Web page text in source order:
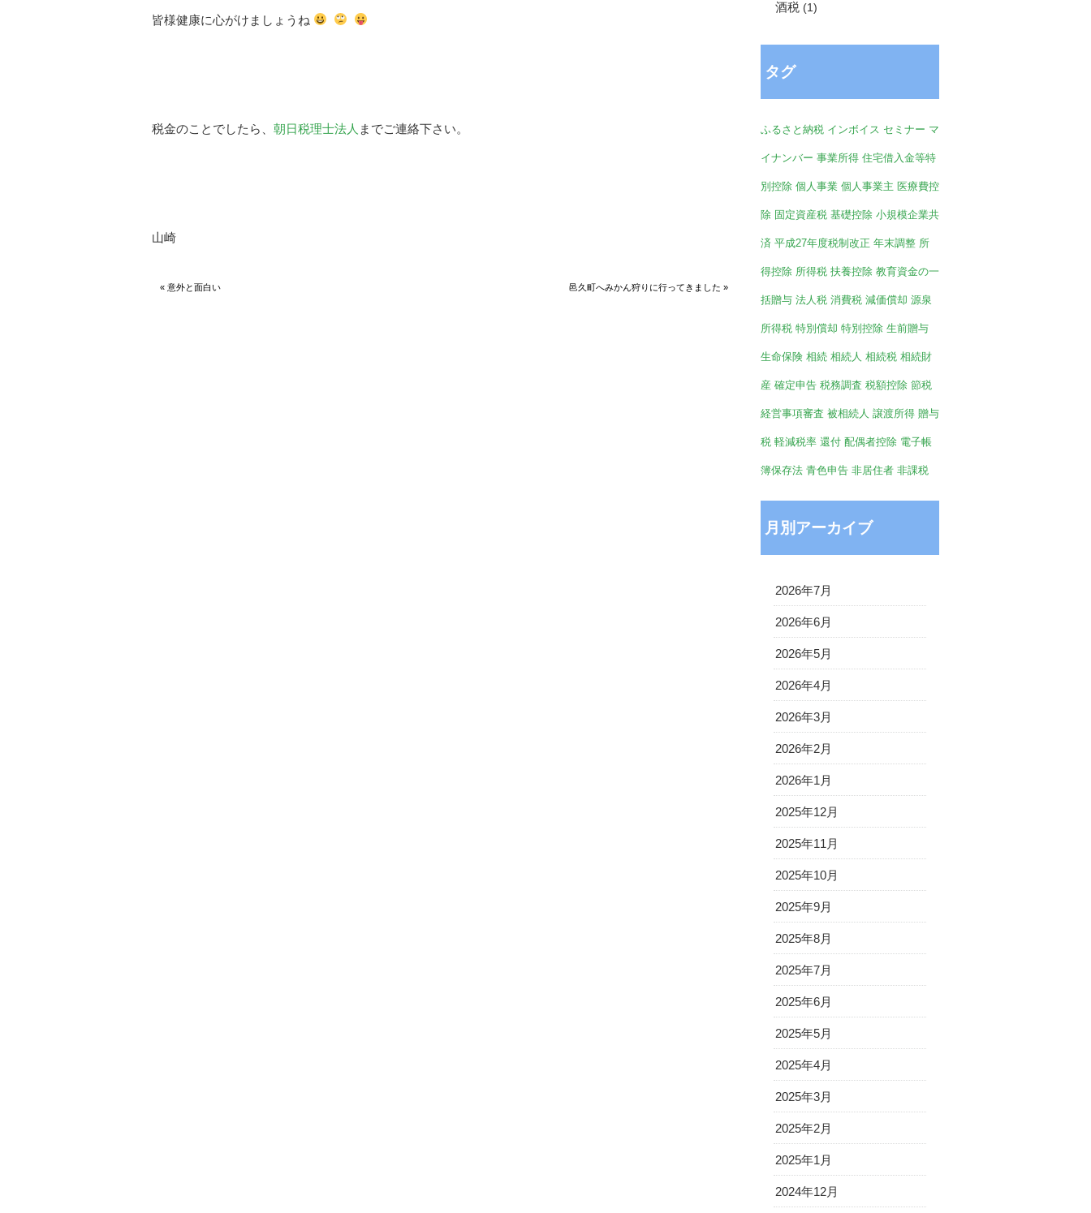
皆様健康に心がけましょうね
税金のことでしたら、 朝日税理士法人 までご連絡下さい。
山崎
« 意外と面白い 邑久町へみかん狩りに行ってきました »
酒税 (1)
タグ
ふるさと納税 インボイス セミナー マ
イナンバー 事業所得 住宅借入金等特
別控除 個人事業 個人事業主 医療費控
除 固定資産税 基礎控除 小規模企業共
済 平成27年度税制改正 年末調整 所
得控除 所得税 扶養控除 教育資金の一
括贈与 法人税 消費税 減価償却 源泉
所得税 特別償却 特別控除 生前贈与
生命保険 相続 相続人 相続税 相続財
産 確定申告 税務調査 税額控除 節税
経営事項審査 被相続人 譲渡所得 贈与
税 軽減税率 還付 配偶者控除 電子帳
簿保存法 青色申告 非居住者 非課税
月別アーカイブ
2026年7月
2026年6月
2026年5月
2026年4月
2026年3月
2026年2月
2026年1月
2025年12月
2025年11月
2025年10月
2025年9月
2025年8月
2025年7月
2025年6月
2025年5月
2025年4月
2025年3月
2025年2月
2025年1月
2024年12月